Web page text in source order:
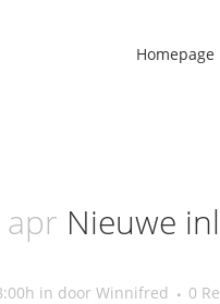
Homepage
apr Nieuwe
in door Winnifred 0